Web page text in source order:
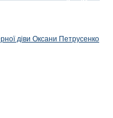
діви Оксани Петрусенко